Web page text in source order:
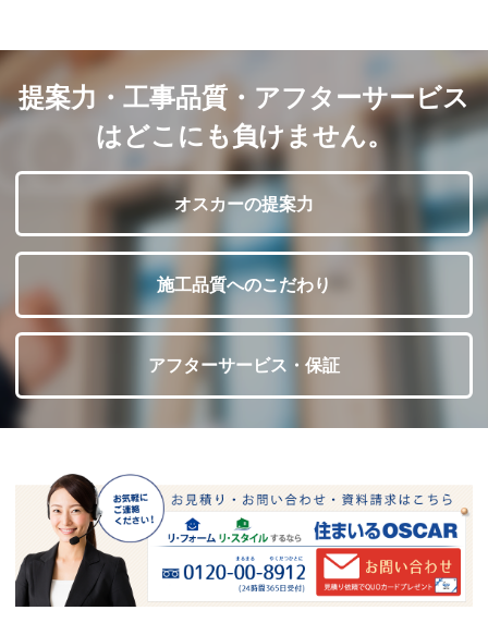
提案力・工事品質・アフターサービス
はどこにも負けません。
オスカーの提案力
施工品質へのこだわり
アフターサービス・保証